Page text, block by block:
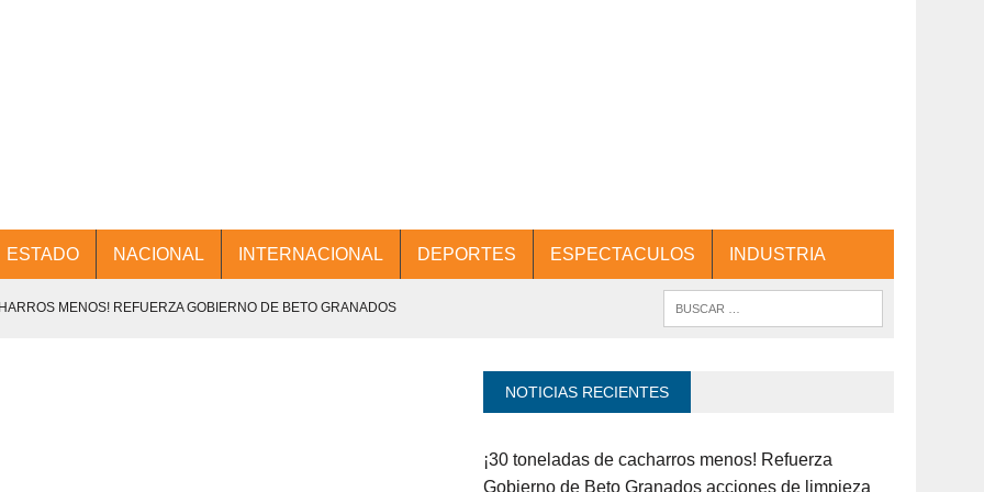
ESTADO NACIONAL INTERNACIONAL DEPORTES ESPECTACULOS INDUSTRIA
MENOS! REFUERZA GOBIERNO DE BETO GRANADOS
BETO GRANADOS MESA DE TRABAJO CON PRESIDENTES
NOTICIAS RECIENTES
¡30 toneladas de cacharros menos! Refuerza
Gobierno de Beto Granados acciones de limpieza